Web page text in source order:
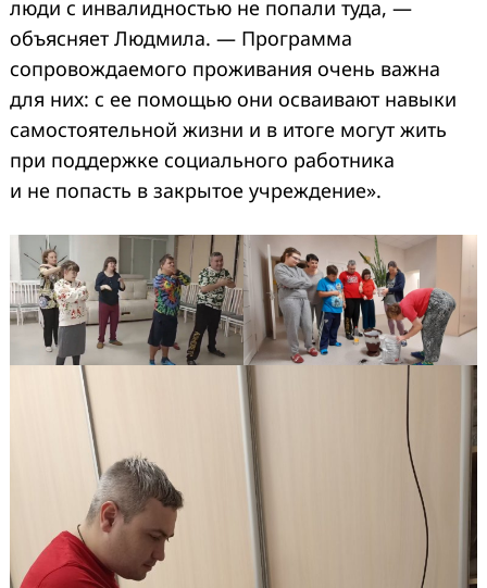
люди с инвалидностью не попали туда, —
объясняет Людмила. — Программа
сопровождаемого проживания очень важна
для них: с ее помощью они осваивают навыки
самостоятельной жизни и в итоге могут жить
при поддержке социального работника
и не попасть в закрытое учреждение».